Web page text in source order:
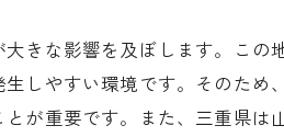
きな影響を及ぼします。この地
しやすい環境です。そのため
が重要です。また、三重県は